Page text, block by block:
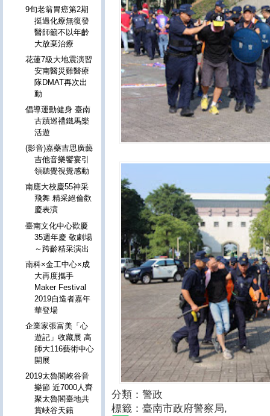
分類：警政
標籤：臺南市政府警察局,
9旬老翁胃癌第2期
挺過化療無復發
醫師籲不以年齡
大放棄治療
花蓮7級大地震演習
安南醫災難醫療
隊DMAT再次出
動
倡導運動健身 臺南
古蹟巡禮鐵馬樂
活遊
(影音)嘉藥吉思廣藝
吉他音樂饗宴引
領聽覺視覺感動
南應大校慶55神采
飛舞 精采絕倫歡
慶表演
臺南文化中心歡慶
35週年慶 敬劇場
～跨齡精采演出
南科×金工中心×成
大再度攜手
Maker Festival
2019自造者嘉年
華登場
企業家張富美「心
遊記」收藏展 高
師大116藝術中心
開展
2019太魯閣峽谷音
樂節 近7000人齊
聚太魯閣臺地共
賞峽谷天籟